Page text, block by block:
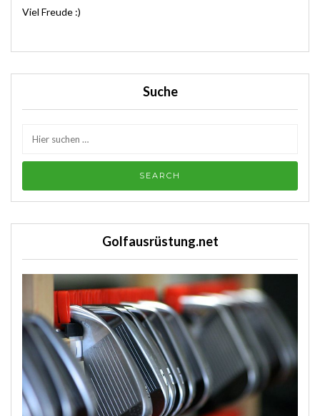
Viel Freude :)
Suche
Golfausrüstung.net